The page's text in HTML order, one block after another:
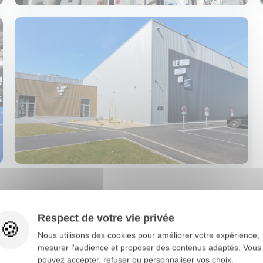
ambitieux pour
locale
Respect de votre vie privée
Nous utilisons des cookies pour améliorer votre expérience,
mesurer l'audience et proposer des contenus adaptés. Vous
pouvez accepter, refuser ou personnaliser vos choix.